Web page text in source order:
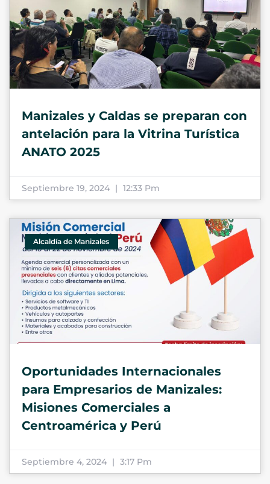
Manizales y Caldas se preparan con
antelación para la Vitrina Turística
ANATO 2025
Septiembre 19, 2024 12:33 Pm
Alcaldía de Manizales
Oportunidades Internacionales
para Empresarios de Manizales:
Misiones Comerciales a
Centroamérica y Perú
Septiembre 4, 2024 3:17 Pm